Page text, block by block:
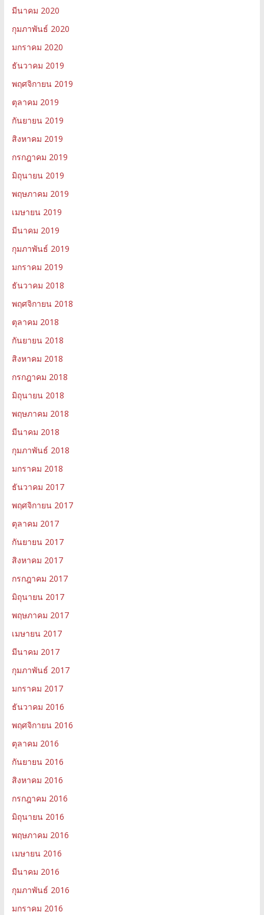
มีนาคม 2020
กุมภาพันธ์ 2020
มกราคม 2020
ธันวาคม 2019
พฤศจิกายน 2019
ตุลาคม 2019
กันยายน 2019
สิงหาคม 2019
กรกฎาคม 2019
มิถุนายน 2019
พฤษภาคม 2019
เมษายน 2019
มีนาคม 2019
กุมภาพันธ์ 2019
มกราคม 2019
ธันวาคม 2018
พฤศจิกายน 2018
ตุลาคม 2018
กันยายน 2018
สิงหาคม 2018
กรกฎาคม 2018
มิถุนายน 2018
พฤษภาคม 2018
มีนาคม 2018
กุมภาพันธ์ 2018
มกราคม 2018
ธันวาคม 2017
พฤศจิกายน 2017
ตุลาคม 2017
กันยายน 2017
สิงหาคม 2017
กรกฎาคม 2017
มิถุนายน 2017
พฤษภาคม 2017
เมษายน 2017
มีนาคม 2017
กุมภาพันธ์ 2017
มกราคม 2017
ธันวาคม 2016
พฤศจิกายน 2016
ตุลาคม 2016
กันยายน 2016
สิงหาคม 2016
กรกฎาคม 2016
มิถุนายน 2016
พฤษภาคม 2016
เมษายน 2016
มีนาคม 2016
กุมภาพันธ์ 2016
มกราคม 2016